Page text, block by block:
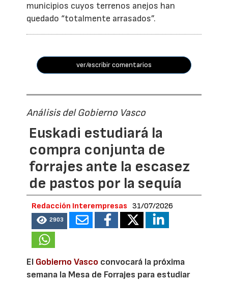
municipios cuyos terrenos anejos han
quedado “totalmente arrasados”.
ver/escribir comentarios
Análisis del Gobierno Vasco
Euskadi estudiará la
compra conjunta de
forrajes ante la escasez
de pastos por la sequía
Redacción Interempresas 31/07/2026
2903
El Gobierno Vasco convocará la próxima
semana la Mesa de Forrajes para estudiar